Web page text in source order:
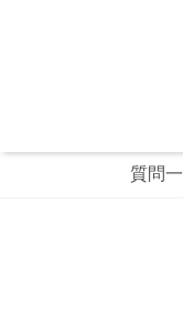
質問